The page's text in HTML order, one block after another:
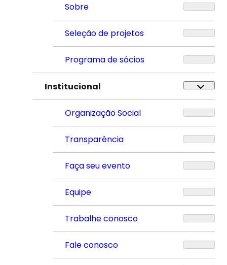
Sobre
Seleção de projetos
Programa de sócios
Institucional
Organização Social
Transparência
Faça seu evento
Equipe
Trabalhe conosco
Fale conosco